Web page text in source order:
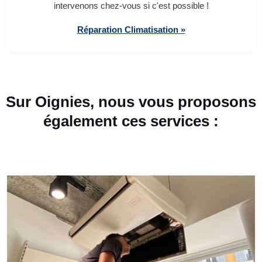
intervenons chez-vous si c'est possible !
Réparation Climatisation »
Sur Oignies, nous vous proposons
également ces services :